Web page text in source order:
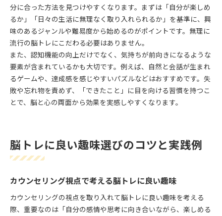
分に合った方法を見つけやすくなります。まずは「自分が楽しめ
るか」「日々の生活に無理なく取り入れられるか」を基準に、興
味のあるジャンルや難易度から始めるのがポイントです。無理に
流行の脳トレにこだわる必要はありません。
また、認知機能の向上だけでなく、気持ちが前向きになるような
要素が含まれているかも大切です。例えば、自然と会話が生まれ
るゲームや、達成感を感じやすいパズルなどはおすすめです。失
敗や忘れ物を責めず、「できたこと」に目を向ける習慣を持つこ
とで、脳と心の両面から効果を実感しやすくなります。
脳トレに良い趣味選びのコツと実践例
カウンセリング視点で考える脳トレに良い趣味
カウンセリングの視点を取り入れて脳トレに良い趣味を考える
際、重要なのは「自分の感情や思考に向き合いながら、楽しめる